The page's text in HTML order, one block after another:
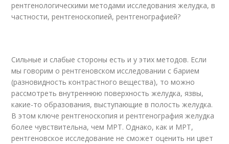
рентгенологическими методами исследования желудка, в
частности, рентгеноскопией, рентгенографией?
Сильные и слабые стороны есть и у этих методов. Если
мы говорим о рентгеновском исследовании с барием
(разновидность контрастного вещества), то можно
рассмотреть внутреннюю поверхность желудка, язвы,
какие-то образования, выступающие в полость желудка.
В этом ключе рентгеноскопия и рентгенография желудка
более чувствительна, чем МРТ. Однако, как и МРТ,
рентгеновское исследование не сможет оценить ни цвет